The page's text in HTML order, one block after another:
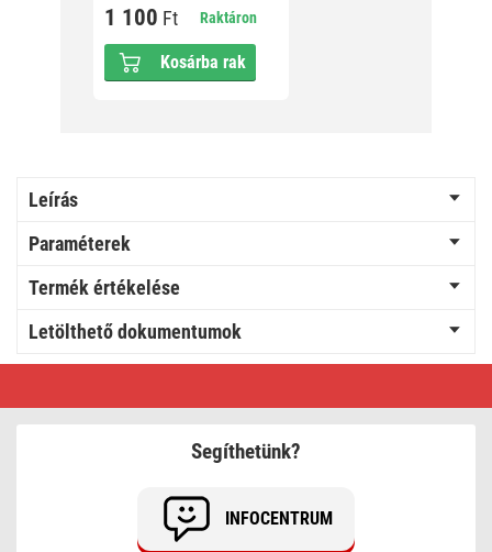
1 100 Ft Raktáron
Kosárba rak
Leírás
Paraméterek
Termék értékelése
Letölthető dokumentumok
Segíthetünk?
INFOCENTRUM